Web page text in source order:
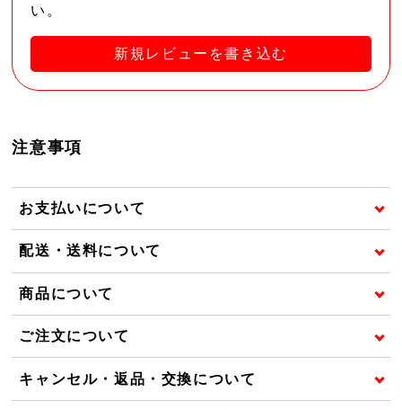
い。
新規レビューを書き込む
注意事項
お支払いについて
配送・送料について
商品について
ご注文について
キャンセル・返品・交換について